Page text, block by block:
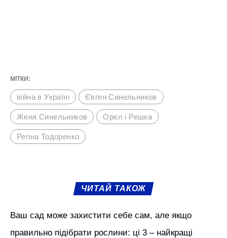
МІТКИ:
війна в Україні Євген Синельников
Женя Синельников Орел і Решка
Регіна Тодоренко
ЧИТАЙ ТАКОЖ
Ваш сад може захистити себе сам, але якщо
правильно підібрати рослини: ці 3 – найкращі